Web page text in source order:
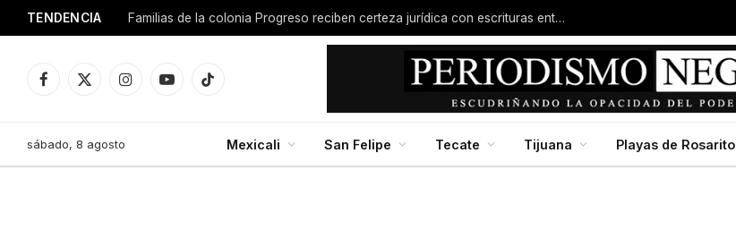
TENDENCIA Familias de la colonia Progreso reciben certeza jurídica con escrituras entregadas por Dip. Molina
Facebook
X
InstagramYouTubeTikTok
sábado, 8 agosto Mexicali San Felipe Tecate Tijuana Playas de Rosarito